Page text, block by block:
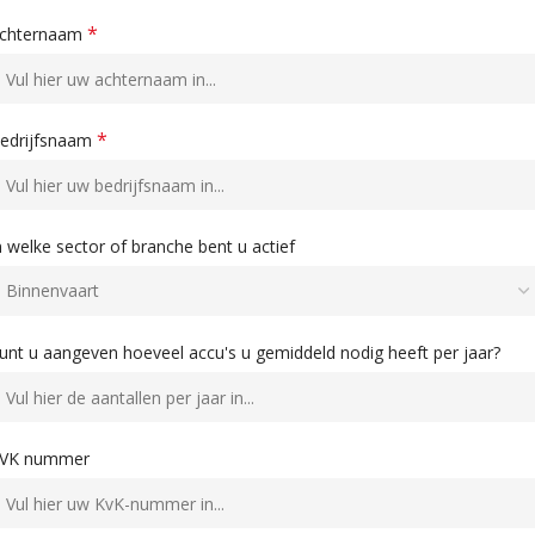
*
*
welke sector of branche bent u actief
u aangeven hoeveel accu's u gemiddeld nodig heeft per jaar?
nummer